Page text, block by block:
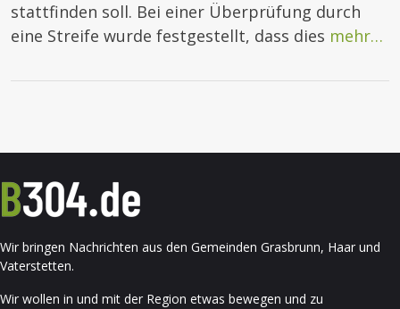
stattfinden soll. Bei einer Überprüfung durch
eine Streife wurde festgestellt, dass dies mehr…
Wir bringen Nachrichten aus den Gemeinden Grasbrunn, Haar und
Vaterstetten.
Wir wollen in und mit der Region etwas bewegen und zu